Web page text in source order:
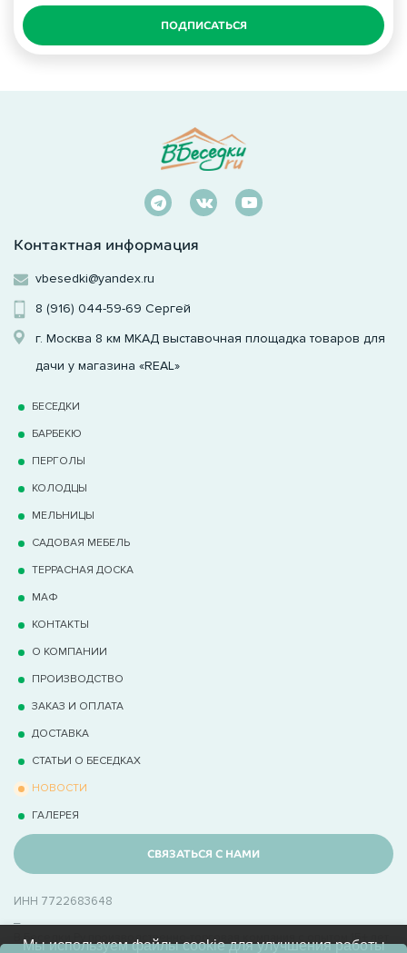
ПОДПИСАТЬСЯ
Контактная информация
vbesedki@yandex.ru
8 (916) 044-59-69 Сергей
г. Москва 8 км МКАД выставочная площадка товаров для
дачи у магазина «REAL»
БЕСЕДКИ
БАРБЕКЮ
ПЕРГОЛЫ
КОЛОДЦЫ
МЕЛЬНИЦЫ
САДОВАЯ МЕБЕЛЬ
ТЕРРАCНАЯ ДОСКА
МАФ
КОНТАКТЫ
О КОМПАНИИ
ПРОИЗВОДСТВО
ЗАКАЗ И ОПЛАТА
ДОСТАВКА
СТАТЬИ О БЕСЕДКАХ
НОВОСТИ
ГАЛЕРЕЯ
СВЯЗАТЬСЯ С НАМИ
ИНН 7722683648
В Беседки.Ру производственно-торговая компания с опытом 15+ лет
Мы используем файлы cookie для улучшения работы